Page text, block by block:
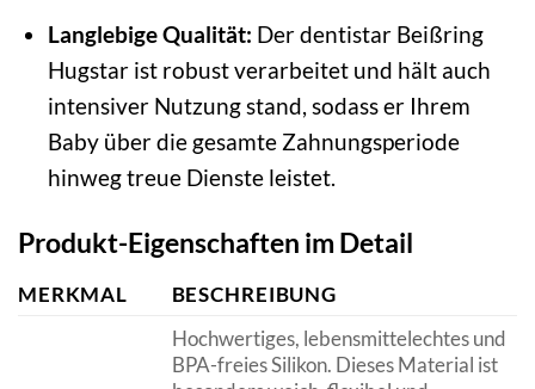
Langlebige Qualität: Der dentistar Beißring
Hugstar ist robust verarbeitet und hält auch
intensiver Nutzung stand, sodass er Ihrem
Baby über die gesamte Zahnungsperiode
hinweg treue Dienste leistet.
Produkt-Eigenschaften im Detail
MERKMAL
BESCHREIBUNG
Hochwertiges, lebensmittelechtes und
BPA-freies Silikon. Dieses Material ist